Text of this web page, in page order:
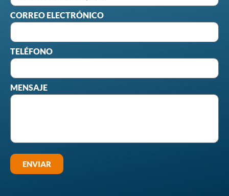
CORREO ELECTRÓNICO
TELÉFONO
MENSAJE
ENVIAR